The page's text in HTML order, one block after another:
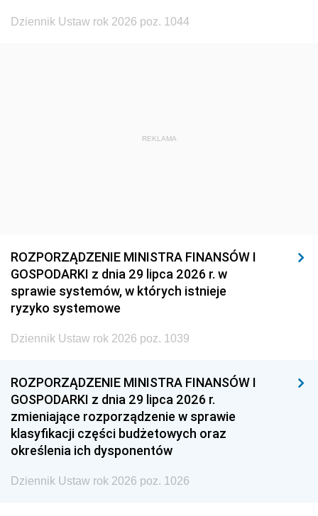
Dziennik Ustaw rok 2026 poz. 1044
REKLAMA
ROZPORZĄDZENIE MINISTRA FINANSÓW I
GOSPODARKI z dnia 29 lipca 2026 r. w
sprawie systemów, w których istnieje
ryzyko systemowe
Dziennik Ustaw rok 2026 poz. 1039
ROZPORZĄDZENIE MINISTRA FINANSÓW I
GOSPODARKI z dnia 29 lipca 2026 r.
zmieniające rozporządzenie w sprawie
klasyfikacji części budżetowych oraz
określenia ich dysponentów
Dziennik Ustaw rok 2026 poz. 1026